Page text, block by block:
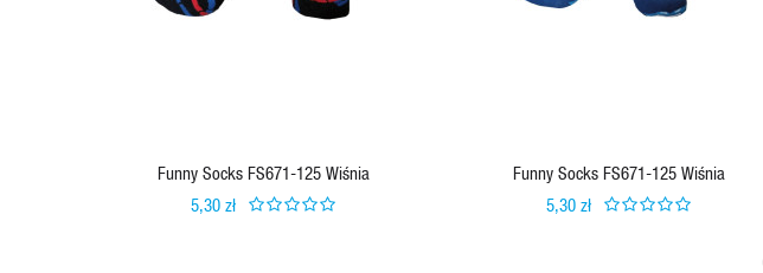
Funny Socks FS671-125 Wiśnia
5,30 zł
Funny Socks FS671-125 Wiśnia
5,30 zł